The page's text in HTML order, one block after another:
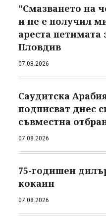
"Смазването на
и не е получил
ареста петимата
Пловдив
07.08.2026
Саудитска
подписват днес
съвместна
07.08.2026
75-годишен
кокаин
07.08.2026